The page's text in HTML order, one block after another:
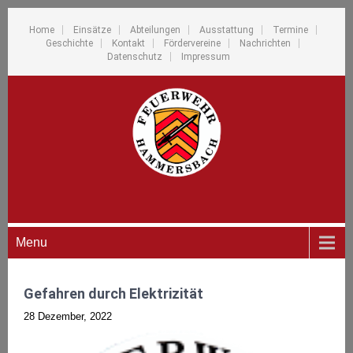
Home Einsätze Abteilungen Ausstattung
Termine
Geschichte
Kontakt Fördervereine
Nachrichten
Datenschutz
Impressum
Menu
Gefahren durch Elektrizität
28 Dezember, 2022